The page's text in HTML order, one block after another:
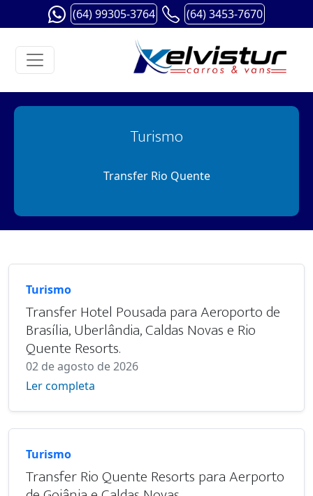
(64) 99305-3764 (64) 3453-7670
Turismo
Transfer Rio Quente
Turismo
Transfer Hotel Pousada para Aeroporto de
Brasília, Uberlândia, Caldas Novas e Rio
Quente Resorts.
02 de agosto de 2026
Ler completa
Turismo
Transfer Rio Quente Resorts para Aerporto